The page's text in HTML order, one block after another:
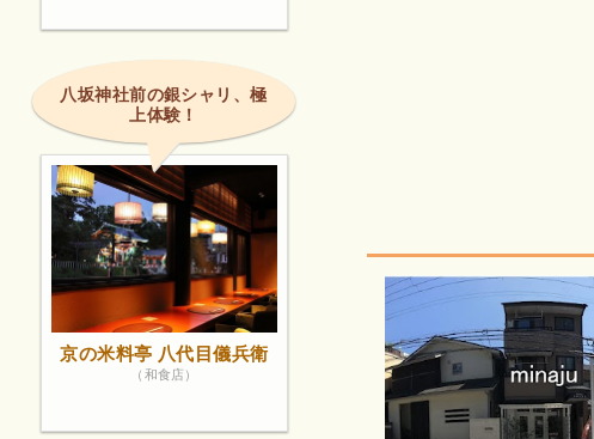
八坂神社前の銀シャリ、極
上体験！
京の米料亭 八代目儀兵衛
（和食店）